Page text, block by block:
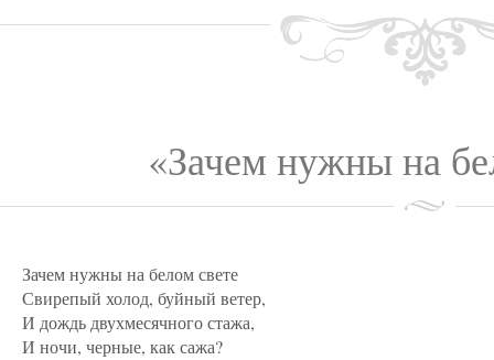
«Зачем нужны на
Зачем нужны на белом свете
Свирепый холод, буйный ветер,
И дождь двухмесячного стажа,
И ночи, черные, как сажа?